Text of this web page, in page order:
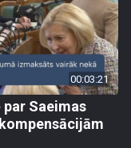
00:03:21
Saeimas